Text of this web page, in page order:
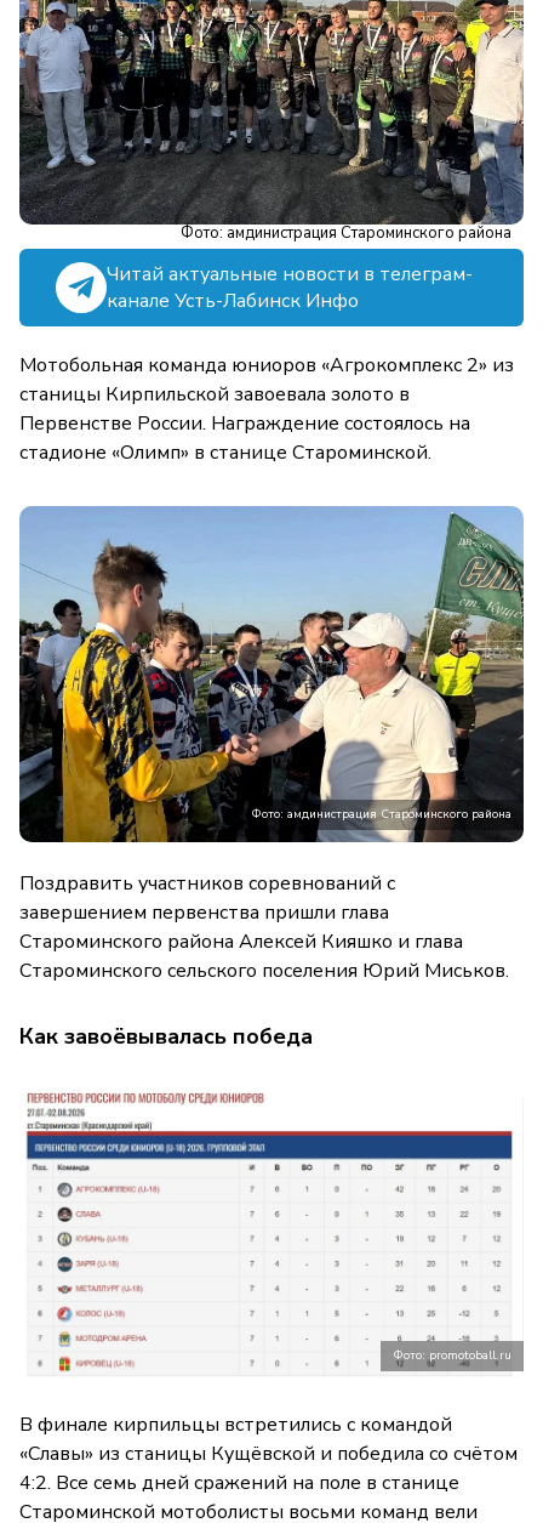
Фото: амдинистрация Староминского района
Читай актуальные новости в телеграм-
канале Усть-Лабинск Инфо
Мотобольная команда юниоров «Агрокомплекс 2» из
станицы Кирпильской завоевала золото в
Первенстве России. Награждение состоялось на
стадионе «Олимп» в станице Староминской.
Фото: амдинистрация Староминского района
Поздравить участников соревнований с
завершением первенства пришли глава
Староминского района Алексей Кияшко и глава
Староминского сельского поселения Юрий Миськов.
Как завоёвывалась победа
Фото: promotoball.ru
В финале кирпильцы встретились с командой
«Славы» из станицы Кущёвской и победила со счётом
4:2. Все семь дней сражений на поле в станице
Староминской мотоболисты восьми команд вели